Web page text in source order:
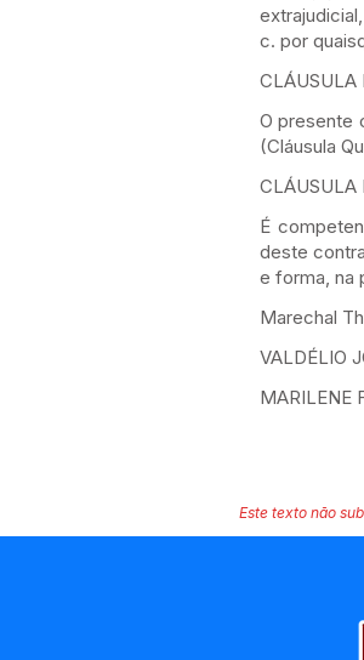
c. por
CLÁUSULA
O presente
(Cláusula
CLÁUSULA
É
deste
e forma, na
Marechal
VALDÉLIO
MARILENE
Este texto não